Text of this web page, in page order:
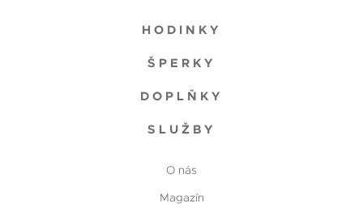
HODINKY
ŠPERKY
DOPLŇKY
SLUŽBY
O nás
Magazín